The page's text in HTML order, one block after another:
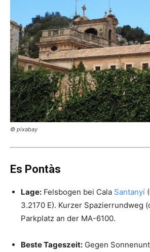
© pixabay
Es Pontàs
Lage: Felsbogen bei Cala Santanyí
3.2170 E). Kurzer Spazierrundweg
Parkplatz an der MA-6100.
Beste Tageszeit: Gegen